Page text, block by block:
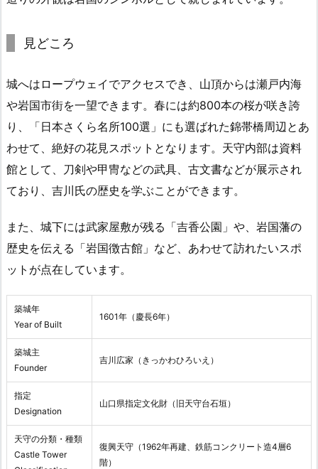
見どころ
城へはロープウェイでアクセスでき、山頂からは瀬戸内海
や岩国市街を一望できます。春には約800本の桜が咲き誇
り、「日本さくら名所100選」にも選ばれた錦帯橋周辺とあ
わせて、絶好の花見スポットとなります。天守内部は資料
館として、刀剣や甲冑などの武具、古文書などが展示され
ており、吉川氏の歴史を学ぶことができます。
また、城下には武家屋敷が残る「吉香公園」や、岩国藩の
歴史を伝える「岩国徴古館」など、あわせて訪れたいスポ
ットが点在しています。
築城年
Year of Built
1601年（慶長6年）
築城主
Founder
吉川広家（きっかわひろいえ）
指定
Designation
山口県指定文化財（旧天守台石垣）
天守の分類・種類
Castle Tower
復興天守（1962年再建、鉄筋コンクリート造4層6
階）